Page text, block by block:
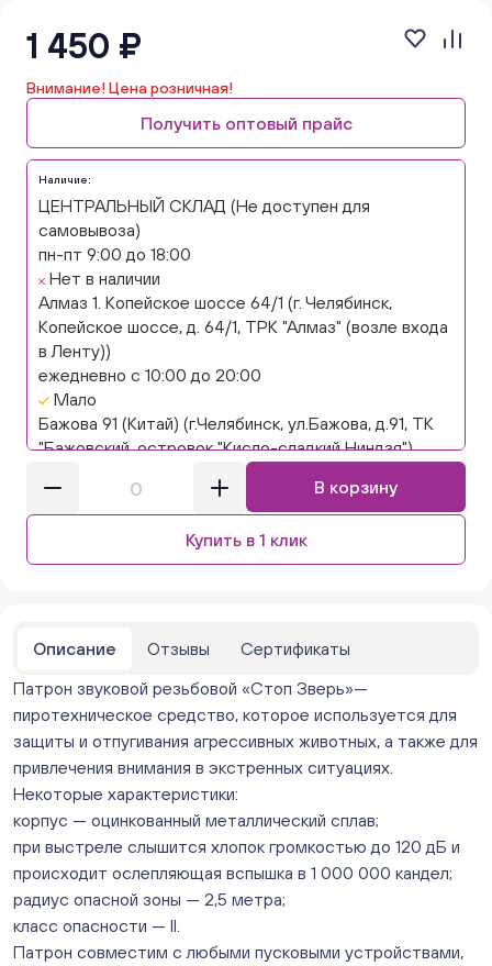
1 450 ₽
Внимание! Цена розничная!
Получить оптовый прайс
Наличие:
ЦЕНТРАЛЬНЫЙ СКЛАД (Не доступен для
самовывоза)
пн-пт 9:00 до 18:00
Нет в наличии
Алмаз 1. Копейское шоссе 64/1 (г. Челябинск,
Копейское шоссе, д. 64/1, ТРК "Алмаз" (возле входа
в Ленту))
ежедневно с 10:00 до 20:00
Мало
Бажова 91 (Китай) (г.Челябинск, ул.Бажова, д.91, ТК
"Бажовский, островок "Кисло-сладкий Ниндзя")
ежедневно с 10:00 до 20:00
Нет в наличии
Бажова 91 Цветы (г. Челябинск, ул.Бажова, д91/1 (на
ежедневно с 10:00 до 20:00
ежедневно с 10:00 до 20:00
Краснопольский 13г (Цветы) (Краснопольский, 13Г)
ежедневно с 10:00 до 20:00
Нет в наличии
Молния Зоопарк - Труда,166 (ул. Труда,166/5)
Мало
Невский. Черкасская 17 (г. Челябинск, ул.
Черкасская, д.17/1, за ТК "Невский")
ежедневно с 10:00 до 20:00
Нет в наличии
Овчинникова, д 12 (Челябинск, улица Овчинникова,
12А)
В корзину
Купить в 1 клик
Описание Отзывы
Сертификаты
Патрон звуковой резьбовой «Стоп Зверь»—
пиротехническое средство, которое используется для
защиты и отпугивания агрессивных животных, а также для
привлечения внимания в экстренных ситуациях.
Некоторые характеристики:
корпус — оцинкованный металлический сплав;
при выстреле слышится хлопок громкостью до 120 дБ и
происходит ослепляющая вспышка в 1 000 000 кандел;
радиус опасной зоны — 2,5 метра;
класс опасности — II.
Патрон совместим с любыми пусковыми устройствами,